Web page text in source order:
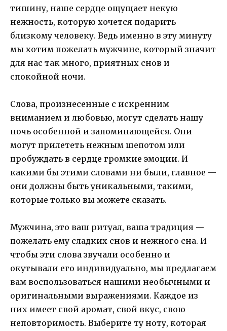
тишину, наше сердце ощущает некую
нежность, которую хочется подарить
близкому человеку. Ведь именно в эту минуту
мы хотим пожелать мужчине, который значит
для нас так много, приятных снов и
спокойной ночи.
Слова, произнесенные с искренним
вниманием и любовью, могут сделать нашу
ночь особенной и запоминающейся. Они
могут прилететь нежным шепотом или
пробуждать в сердце громкие эмоции. И
какими бы этими словами ни были, главное —
они должны быть уникальными, такими,
которые только вы можете сказать.
Мужчина, это ваш ритуал, ваша традиция —
пожелать ему сладких снов и нежного сна. И
чтобы эти слова звучали особенно и
окутывали его индивидуально, мы предлагаем
вам воспользоваться нашими необычными и
оригинальными выражениями. Каждое из
них имеет свой аромат, свой вкус, свою
неповторимость. Выберите ту ноту, которая